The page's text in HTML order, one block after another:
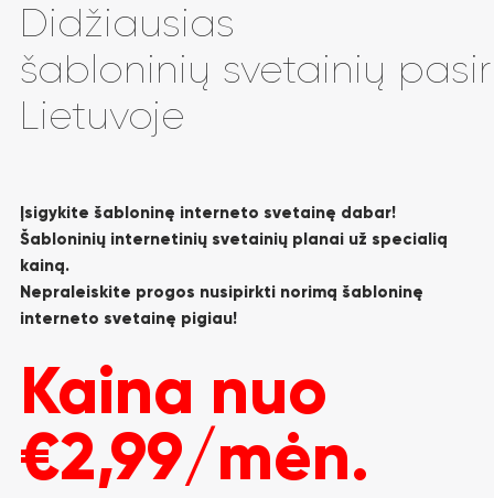
Didžiausias
šabloninių svetainių
Lietuvoje
Įsigykite šabloninę interneto svetainę dabar!
Šabloninių internetinių svetainių planai už specialią
kainą.
Nepraleiskite progos nusipirkti norimą šabloninę
interneto svetainę pigiau!
Kaina nuo
€2,99/mėn.